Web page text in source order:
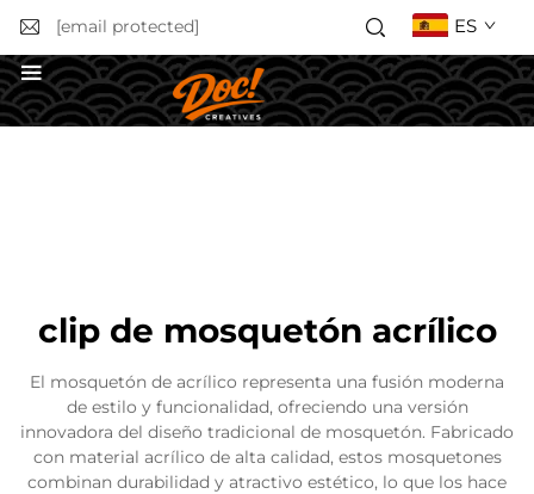
[email protected] ES
clip de mosquetón acrílico
El mosquetón de acrílico representa una fusión moderna
de estilo y funcionalidad, ofreciendo una versión
innovadora del diseño tradicional de mosquetón. Fabricado
con material acrílico de alta calidad, estos mosquetones
combinan durabilidad y atractivo estético, lo que los hace